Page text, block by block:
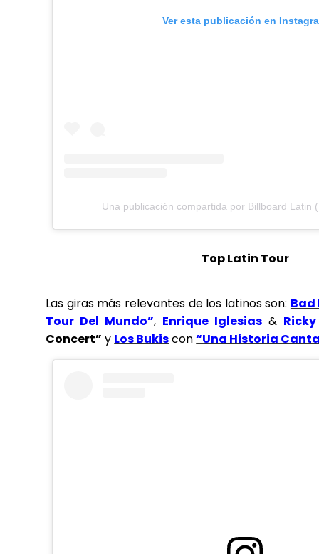
Ver esta publicación en
Una publicación compartida por Billboard Latin
Top Latin Tour
Las giras más relevantes de los latinos son: Bad
Tour Del Mundo”, Enrique Iglesias &
Concert” y Los Bukiscon“Una Historia